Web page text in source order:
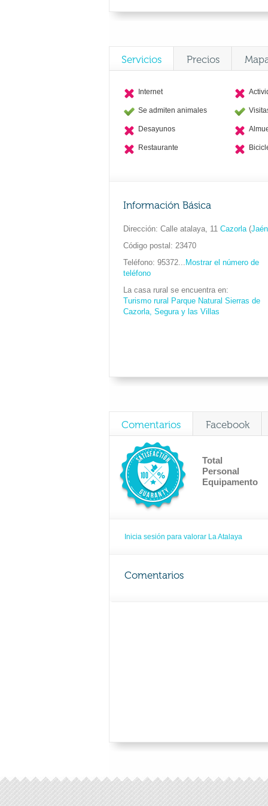
Servicios Precios
Internet
Se admiten animales
Desayunos
Restaurante
Información Básica
Dirección Calle atalaya, 11 Cazorla (Jaén
Código postal
23470
Teléfono 95372... Mostrar el número de
teléfono
La casa rural se encuentra en
Turismo rural Parque Natural Sierras de
Cazorla, Segura y las Villas
Comentarios Facebook
Total
Personal
Equipamento
Inicia sesión para valorar La Atalaya
Comentarios